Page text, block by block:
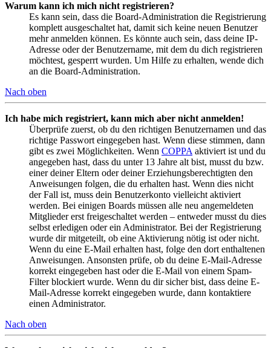
Warum kann ich mich nicht registrieren?
Es kann sein, dass die Board-Administration die Registrierung
komplett ausgeschaltet hat, damit sich keine neuen Benutzer
mehr anmelden können. Es könnte auch sein, dass deine IP-
Adresse oder der Benutzername, mit dem du dich registrieren
möchtest, gesperrt wurden. Um Hilfe zu erhalten, wende dich
an die Board-Administration.
Nach oben
Ich habe mich registriert, kann mich aber nicht anmelden!
Überprüfe zuerst, ob du den richtigen Benutzernamen und das
richtige Passwort eingegeben hast. Wenn diese stimmen, dann
gibt es zwei Möglichkeiten. Wenn COPPA aktiviert ist und du
angegeben hast, dass du unter 13 Jahre alt bist, musst du bzw.
einer deiner Eltern oder deiner Erziehungsberechtigten den
Anweisungen folgen, die du erhalten hast. Wenn dies nicht
der Fall ist, muss dein Benutzerkonto vielleicht aktiviert
werden. Bei einigen Boards müssen alle neu angemeldeten
Mitglieder erst freigeschaltet werden – entweder musst du dies
selbst erledigen oder ein Administrator. Bei der Registrierung
wurde dir mitgeteilt, ob eine Aktivierung nötig ist oder nicht.
Wenn du eine E-Mail erhalten hast, folge den dort enthaltenen
Anweisungen. Ansonsten prüfe, ob du deine E-Mail-Adresse
korrekt eingegeben hast oder die E-Mail von einem Spam-
Filter blockiert wurde. Wenn du dir sicher bist, dass deine E-
Mail-Adresse korrekt eingegeben wurde, dann kontaktiere
einen Administrator.
Nach oben